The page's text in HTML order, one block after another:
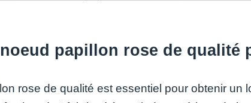
papillon rose de qualité
rose de qualité est essentiel pour obtenir un